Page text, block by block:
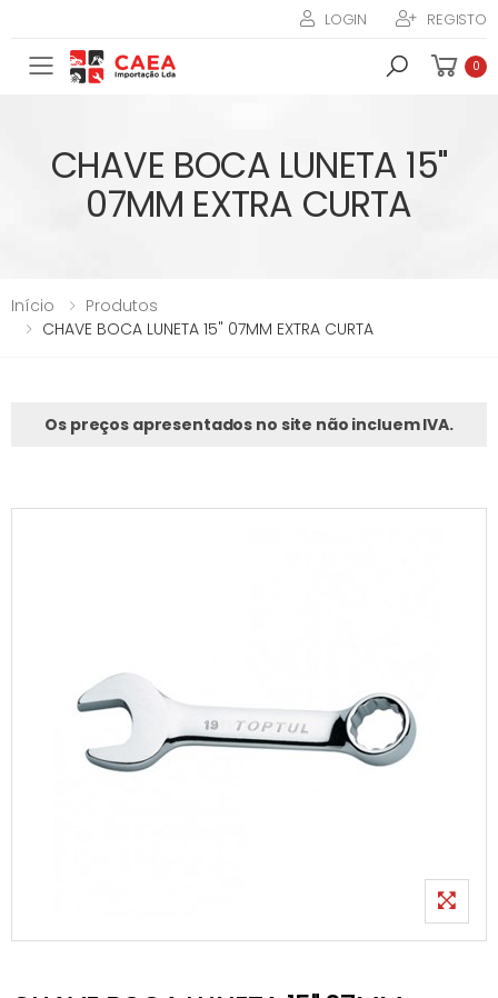
LOGIN REGISTO
Toggle mobile menu 0
CHAVE BOCA LUNETA 15"
07MM EXTRA CURTA
Início
Produtos
CHAVE BOCA LUNETA 15" 07MM EXTRA CURTA
Os preços apresentados no site não incluem IVA.